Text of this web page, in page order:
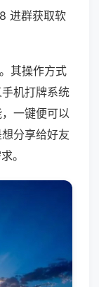
进群获取软
其操作方式
机打牌系统
一键便可以
分享给好友
。